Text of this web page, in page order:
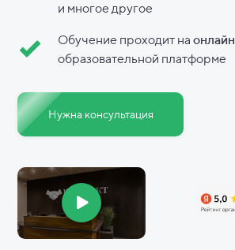
Нужна консультация
Обучение проходит наонлайн
образовательной платформе
и многое другое